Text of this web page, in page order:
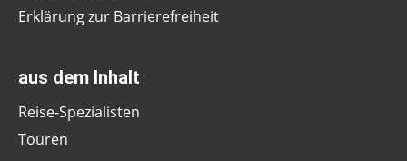
Erklärung zur Barrierefreiheit
aus dem Inhalt
Reise-Spezialisten
Touren